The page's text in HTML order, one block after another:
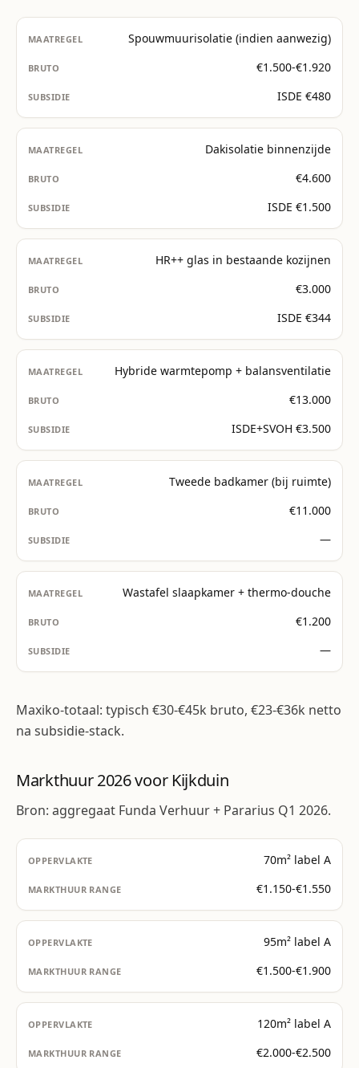
Spouwmuurisolatie (indien aanwezig)
€1.500-€1.920
ISDE €480
Dakisolatie binnenzijde
€4.600
ISDE €1.500
HR++ glas in bestaande kozijnen
€3.000
ISDE €344
Hybride warmtepomp + balansventilatie
€13.000
ISDE+SVOH €3.500
Tweede badkamer (bij ruimte)
€11.000
—
Wastafel slaapkamer + thermo-douche
€1.200
—
Maxiko-totaal: typisch €30-€45k bruto, €23-€36k netto
na subsidie-stack.
Markthuur 2026 voor Kijkduin
Bron: aggregaat Funda Verhuur + Pararius Q1 2026.
70m² label A
€1.150-€1.550
95m² label A
€1.500-€1.900
120m² label A
€2.000-€2.500